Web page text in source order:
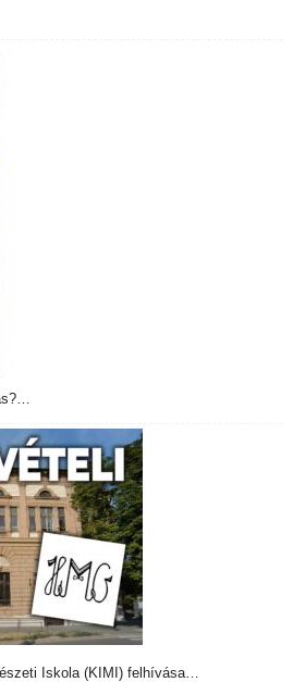
Iskola (KIMI) felhívása…